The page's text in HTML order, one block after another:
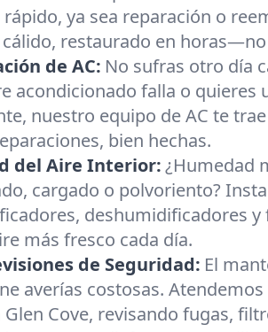
ya sea reparación o
restaurado en
de AC: No sufras otro día
acondicionado falla o quieres
nuestro equipo de AC te
bien hechas.
del Aire Interior:¿Humedad
cargado o polvoriento?
deshumidificadores y
más fresco cada día.
de Seguridad: El
averías costosas.
Cove, revisando fugas,